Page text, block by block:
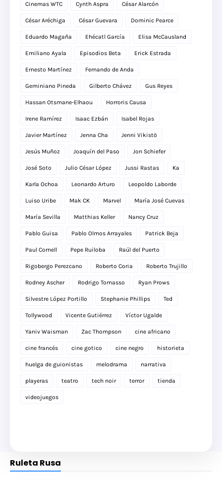
Cinemas WTC Cynth Aspra César Alarcón
César Aréchiga César Guevara Dominic Pearce
Eduardo Magaña Ehécatl García Elisa McCausland
Emiliano Ayala Episodios Beta Erick Estrada
Ernesto Martínez Fernando de Anda
Geminiano Pineda Gilberto Chávez Gus Reyes
Hassan Otsmane-Elhaou Horroris Causa
Irene Ramírez Isaac Ezbán Isabel Rojas
Javier Martínez Jenna Cha Jenni Vikistö
Jesús Muñoz Joaquín del Paso Jon Schiefer
José Soto Julio César López Jussi Rastas Ka
Karla Ochoa Leonardo Arturo Leopoldo Laborde
Luiso Uribe Mak CK Marvel María José Cuevas
María Sevilla Matthias Keller Nancy Cruz
Pablo Guisa Pablo Olmos Arrayales Patrick Beja
Paul Cornell Pepe Ruiloba Raúl del Puerto
Rigobergo Perezcano Roberto Coria Roberto Trujillo
Rodney Ascher Rodrigo Tomasso Ryan Prows
Silvestre López Portillo Stephanie Phillips Ted
Tollywood Vicente Gutiérrez Víctor Ugalde
Yaniv Waisman Zac Thompson cine africano
cine francés cine gotico cine negro historieta
huelga de guionistas melodrama narrativa
playeras teatro tech noir terror tienda
videojuegos
Ruleta Rusa